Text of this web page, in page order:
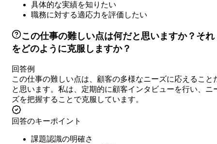
具体的な実績を知りたい
職務に対する適応力を評価したい
この仕事の難しい点は何だと思いますか？それ
をどのように克服しますか？
回答例
この仕事の難しい点は、顧客の多様なニーズに応えること
と思います。私は、定期的に顧客インタビューを行い、ニ
ズを把握することで克服しています。
回答のキーポイント
課題認識の明確さ